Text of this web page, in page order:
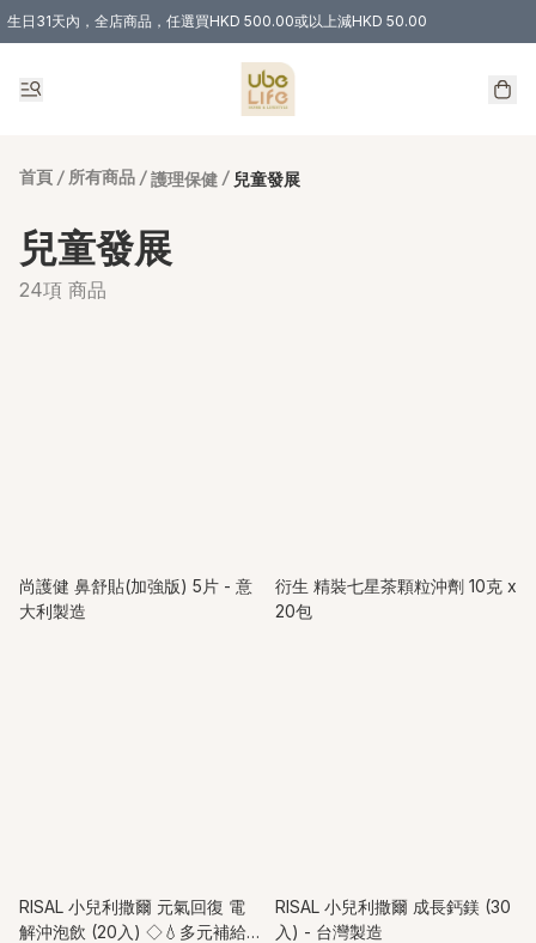
生日31天內，全店商品，任選買HKD 500.00或以上減HKD 50.00
購物滿 HKD 300.00即享免運費優惠！（適用於 特定的送貨方式 )
首頁 / 所有商品 / 護理保健 / 兒童發展
兒童發展
24項 商品
尚護健 鼻舒貼(加強版) 5片 - 意
大利製造
衍生 精裝七星茶顆粒沖劑 10克 x
20包
RISAL 小兒利撒爾 元氣回復 電
解沖泡飲 (20入) ◇💧多元補給
RISAL 小兒利撒爾 成長鈣鎂 (30
入) - 台灣製造